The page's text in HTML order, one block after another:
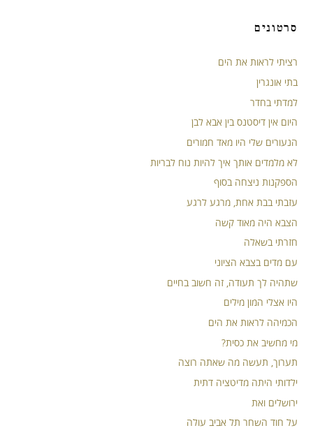
סרטונים
רציתי לראות את הים
בתי אונגרין
למדתי בחדר
היום אין דיסטנס בין אבא לבן
הנעורים שלי היו מאד חמורים
לא מלמדים אותך איך להיות נוח לבריות
הספקנות ניצחה בסוף
עזבתי בבת אחת, מרגע לרגע
הצבא היה מאוד קשה
חזרתי בשאלה
עם מדים בצבא הציוני
שתהיה לך תעודה, זה חשוב בחיים
היו אצלי המון מילים
הכמיהה לראות את הים
מי מחשיב את כסית?
תערוך, תעשה מה שאתה רוצה
ילדותי היתה מדיטציה דתית
ירושלים ואת
על חוד השחר תל אביב עולה